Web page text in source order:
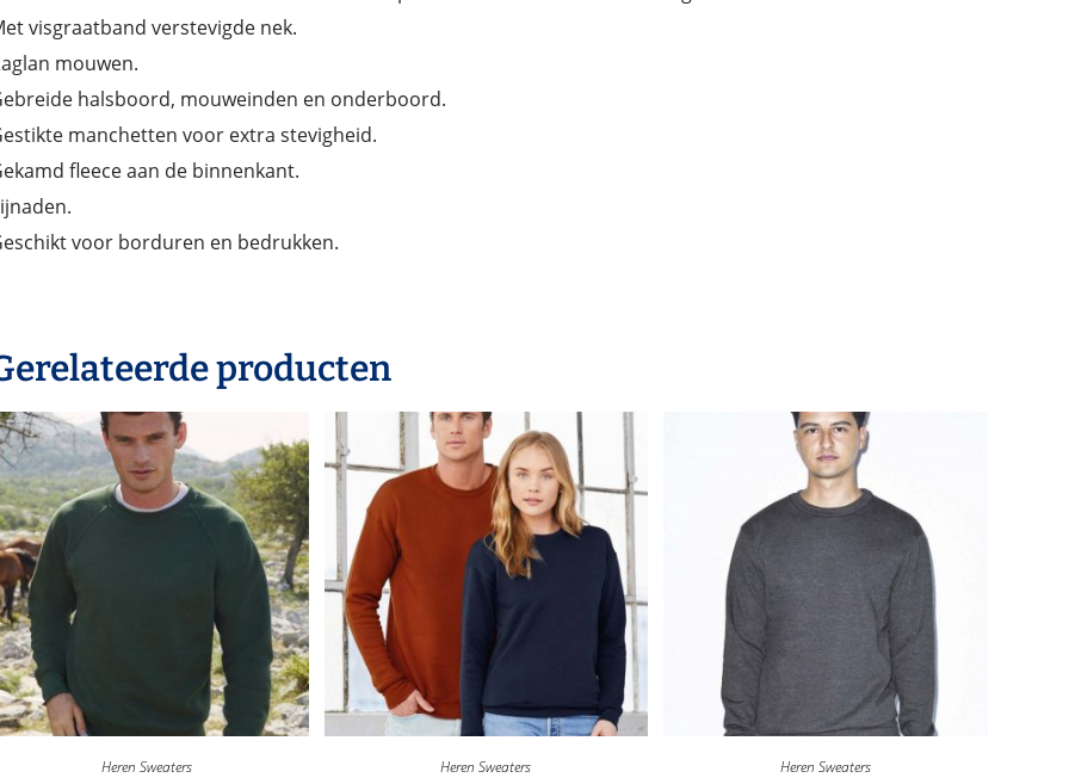
visgraatband verstevigde nek.
mouwen.
halsboord, mouweinden en onderboord.
manchetten voor extra stevigheid.
fleece aan de binnenkant.
voor borduren en bedrukken.
producten
Heren Sweaters
Heren Sweaters
Heren Sweaters